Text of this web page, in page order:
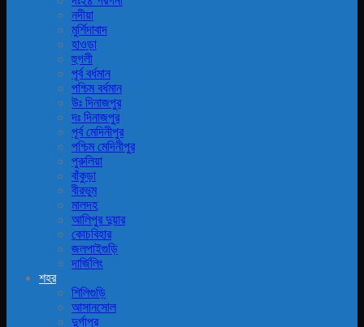
নদীয়া
মুর্শিদাবাদ
হাওড়া
হুগলী
পূর্ব বর্ধমান
পশ্চিম বর্ধমান
উঃ দিনাজপুর
দঃ দিনাজপুর
পূর্ব মেদিনীপুর
পশ্চিম মেদিনীপুর
পুরুলিয়া
বাঁকুড়া
বীরভুম
মালদহ
আলিপুর দুয়ার
কোচবিহার
জলপাইগুড়ি
দার্জিলিং
শহর
শিলিগুড়ি
আসানসোল
দুর্গাপুর